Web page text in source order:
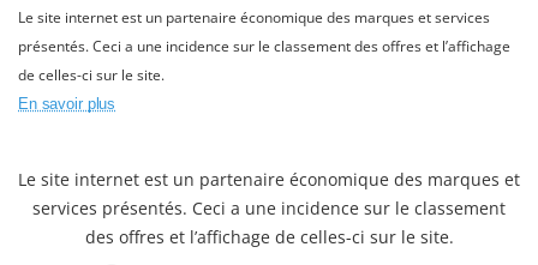
Le site internet est un partenaire économique des marques et services
présentés. Ceci a une incidence sur le classement des offres et l’affichage
de celles-ci sur le site.
En savoir plus
Le site internet est un partenaire économique des marques et
services présentés. Ceci a une incidence sur le classement
des offres et l’affichage de celles-ci sur le site.